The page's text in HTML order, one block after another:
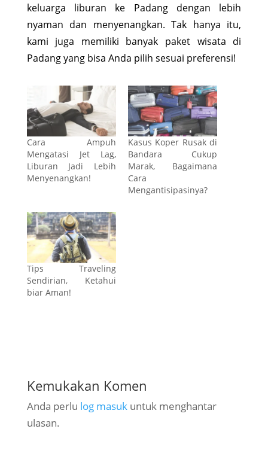
keluarga liburan ke Padang dengan lebih
nyaman dan menyenangkan. Tak hanya itu,
kami juga memiliki banyak paket wisata di
Padang yang bisa Anda pilih sesuai preferensi!
Cara Ampuh
Mengatasi Jet Lag,
Liburan Jadi Lebih
Menyenangkan!
Kasus Koper Rusak di
Bandara Cukup
Marak, Bagaimana
Cara
Mengantisipasinya?
Tips Traveling
Sendirian, Ketahui
biar Aman!
Kemukakan Komen
Anda perlu log masukuntuk menghantar
ulasan.